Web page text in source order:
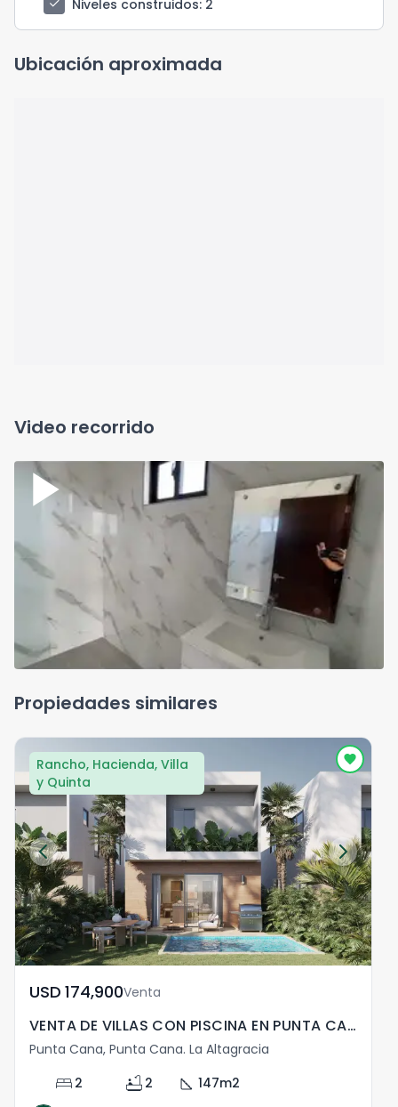
check Niveles construidos: 2
Ubicación aproximada
Video recorrido
Propiedades similares
Rancho, Hacienda, Villa
y Quinta
USD	174,900Venta
VENTA DE VILLAS CON PISCINA EN PUNTA CANA
Punta Cana, Punta Cana. La Altagracia
bed 2 bathtub 2 square_foot 147m2